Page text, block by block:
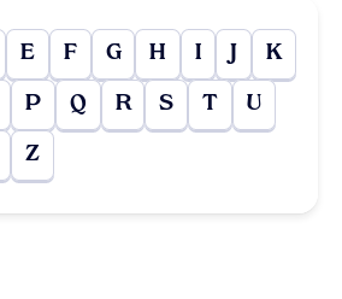
E F G H I J K
P Q R S T U
Z